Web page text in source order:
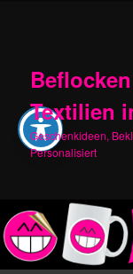
Textilien
Geschenkideen,
Personalisiert